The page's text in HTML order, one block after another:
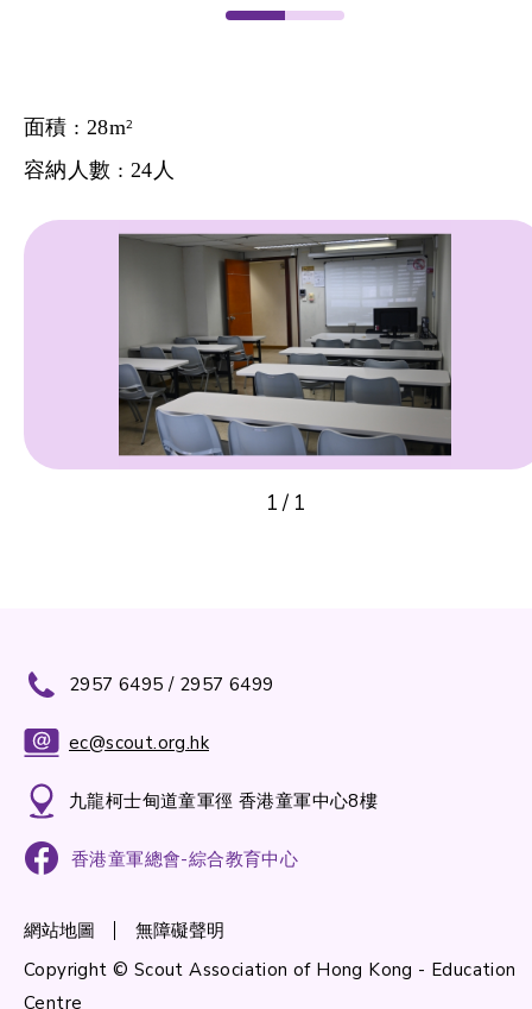
面積 : 28m2
容納人數 : 24人
1 / 1
2957 6495 / 2957 6499
ec@scout.org.hk
九龍柯士甸道童軍徑 香港童軍中心8樓
香港童軍總會-綜合教育中心
網站地圖
無障礙聲明
Copyright © Scout Association of Hong Kong - Education
Centre